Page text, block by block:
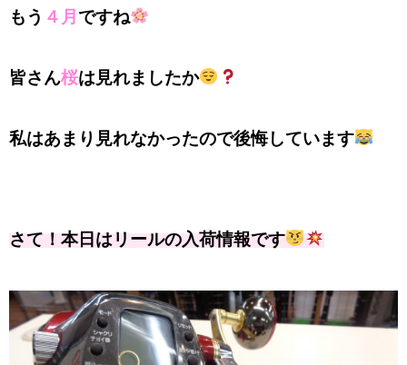
もう ４月 ですね
皆さん桜は見れましたか
私はあまり見れなかったので後悔しています
さて！本日はリールの入荷情報です